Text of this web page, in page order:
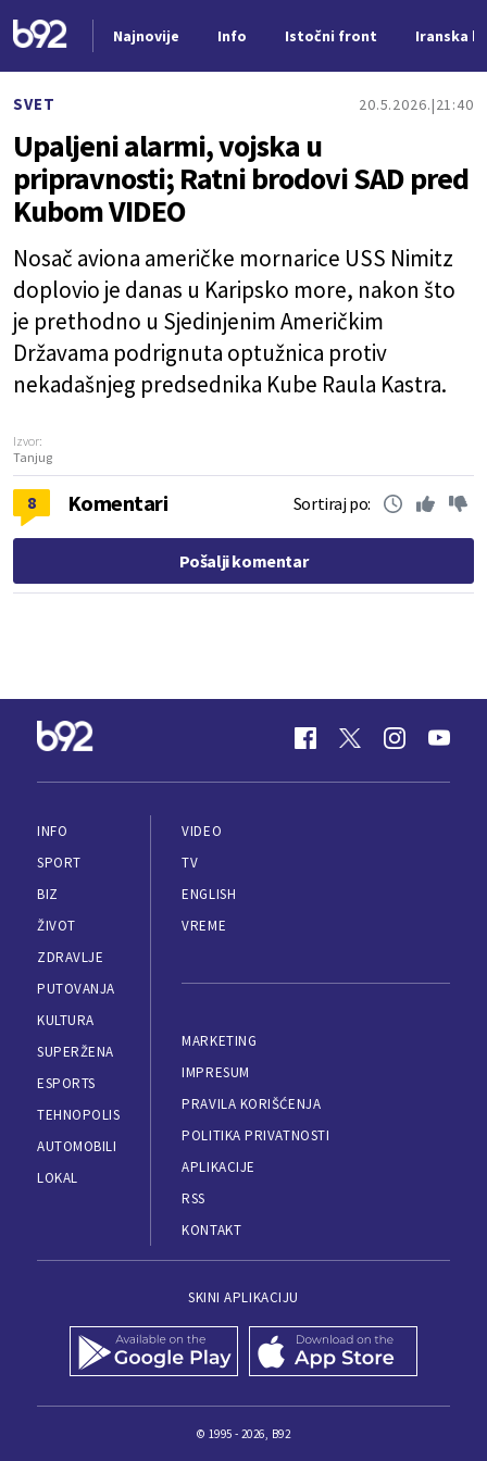
Najnovije Info Istočni front Iranska
SVET 20.5.2026. 21:40
Upaljeni alarmi, vojska u
pripravnosti; Ratni brodovi SAD pred
Kubom VIDEO
Nosač aviona američke mornarice USS Nimitz
doplovio je danas u Karipsko more, nakon što
je prethodno u Sjedinjenim Američkim
Državama podrignuta optužnica protiv
nekadašnjeg predsednika Kube Raula Kastra.
Izvor:
Tanjug
8 Komentari Sortiraj po:
Pošalji komentar
INFO
SPORT
BIZ
ŽIVOT
ZDRAVLJE
PUTOVANJA
KULTURA
SUPERŽENA
ESPORTS
TEHNOPOLIS
AUTOMOBILI
LOKAL
VIDEO
TV
ENGLISH
VREME
MARKETING
IMPRESUM
PRAVILA KORIŠĆENJA
POLITIKA PRIVATNOSTI
APLIKACIJE
RSS
KONTAKT
SKINI APLIKACIJU
© 1995 - 2026, B92